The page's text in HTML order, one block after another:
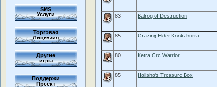
SMS
Услуги
Торговая
Лицензия
Другие
игры
Поддержи
Проект
83 Balrog of Destruction
85 Grazing Elder Kookaburra
80 Ketra Orc Warrior
85 Halisha's Treasure Box